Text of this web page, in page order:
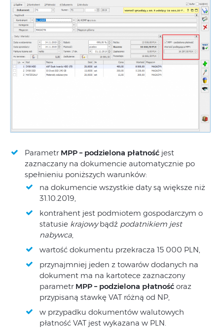
Parametr MPP – podzielona płatność jest
zaznaczany na dokumencie automatycznie po
spełnieniu poniższych warunków:
na dokumencie wszystkie daty są większe niż
31.10.2019,
kontrahent jest podmiotem gospodarczym o
statusie krajowybądź podatnikiem jest
nabywca,
wartość dokumentu przekracza 15 000 PLN,
przynajmniej jeden z towarów dodanych na
dokument ma na kartotece zaznaczony
parametr MPP – podzielona płatność oraz
przypisaną stawkę VAT różną od NP,
w przypadku dokumentów walutowych
płatność VAT jest wykazana w PLN.